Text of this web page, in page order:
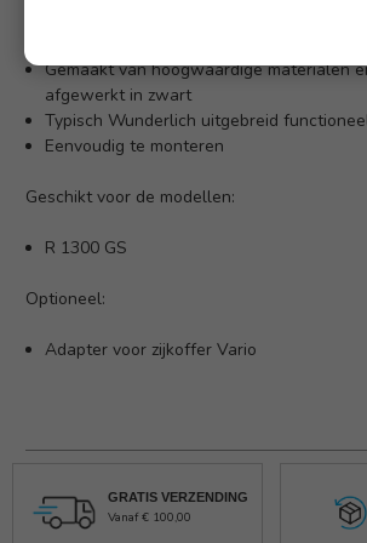
Gemaakt van hoogwaardige materialen
afgewerkt in zwart
Typisch Wunderlich uitgebreid
Eenvoudig te monteren
Geschikt voor de modellen:
R 1300 GS
Optioneel:
Adapter voor zijkoffer Vario
GRATIS VERZENDING
Vanaf € 100,00